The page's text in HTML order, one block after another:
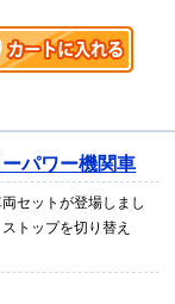
パワー機関車
セットが登場しまし
トップを切り替え